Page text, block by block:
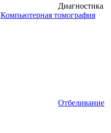
Диагностика
Компьютерная томография
Отбеливание